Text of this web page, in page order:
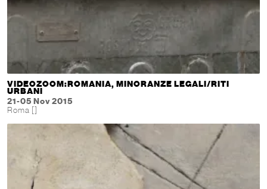
VIDEOZOOM:ROMANIA, MINORANZE LEGALI/RITI
URBANI
21-05 Nov 2015
Roma []